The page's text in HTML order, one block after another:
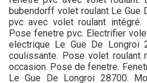
bubendorff volet roulant Le Gue
pvc avec volet roulant intégré.
Pose fenetre pvc. Electrifier
electrique Le Gue De Longroi
coulissante. Pose volet roulant
occasion. Pose de fenetre.
Le Gue De Longroi 28700.